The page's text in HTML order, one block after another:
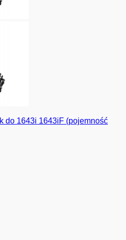
do 1643i 1643iF (pojemność